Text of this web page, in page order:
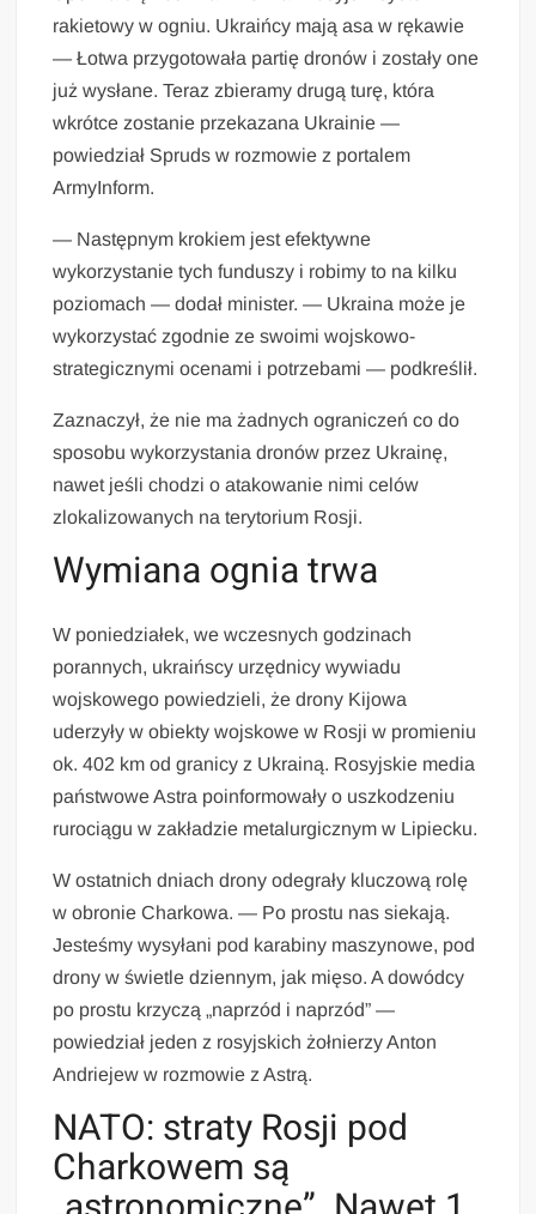
rakietowy w ogniu. Ukraińcy mają asa w rękawie
— Łotwa przygotowała partię dronów i zostały one
już wysłane. Teraz zbieramy drugą turę, która
wkrótce zostanie przekazana Ukrainie —
powiedział Spruds w rozmowie z portalem
ArmyInform.
— Następnym krokiem jest efektywne
wykorzystanie tych funduszy i robimy to na kilku
poziomach — dodał minister. — Ukraina może je
wykorzystać zgodnie ze swoimi wojskowo-
strategicznymi ocenami i potrzebami — podkreślił.
Zaznaczył, że nie ma żadnych ograniczeń co do
sposobu wykorzystania dronów przez Ukrainę,
nawet jeśli chodzi o atakowanie nimi celów
zlokalizowanych na terytorium Rosji.
Wymiana ognia trwa
W poniedziałek, we wczesnych godzinach
porannych, ukraińscy urzędnicy wywiadu
wojskowego powiedzieli, że drony Kijowa
uderzyły w obiekty wojskowe w Rosji w promieniu
ok. 402 km od granicy z Ukrainą. Rosyjskie media
państwowe Astra poinformowały o uszkodzeniu
rurociągu w zakładzie metalurgicznym w Lipiecku.
W ostatnich dniach drony odegrały kluczową rolę
w obronie Charkowa. — Po prostu nas siekają.
Jesteśmy wysyłani pod karabiny maszynowe, pod
drony w świetle dziennym, jak mięso. A dowódcy
po prostu krzyczą „naprzód i naprzód” —
powiedział jeden z rosyjskich żołnierzy Anton
Andriejew w rozmowie z Astrą.
NATO: straty Rosji pod
Charkowem są